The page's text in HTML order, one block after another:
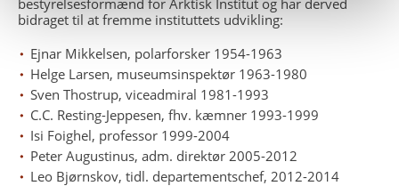
bidraget til at fremme instituttets udvikling:
Ejnar Mikkelsen, polarforsker 1954-1963
Helge Larsen, museumsinspektør 1963-1980
Sven Thostrup, viceadmiral 1981-1993
C.C. Resting-Jeppesen, fhv. kæmner 1993-1999
Isi Foighel, professor 1999-2004
Peter Augustinus, adm. direktør 2005-2012
Leo Bjørnskov, tidl. departementschef, 2012-2014